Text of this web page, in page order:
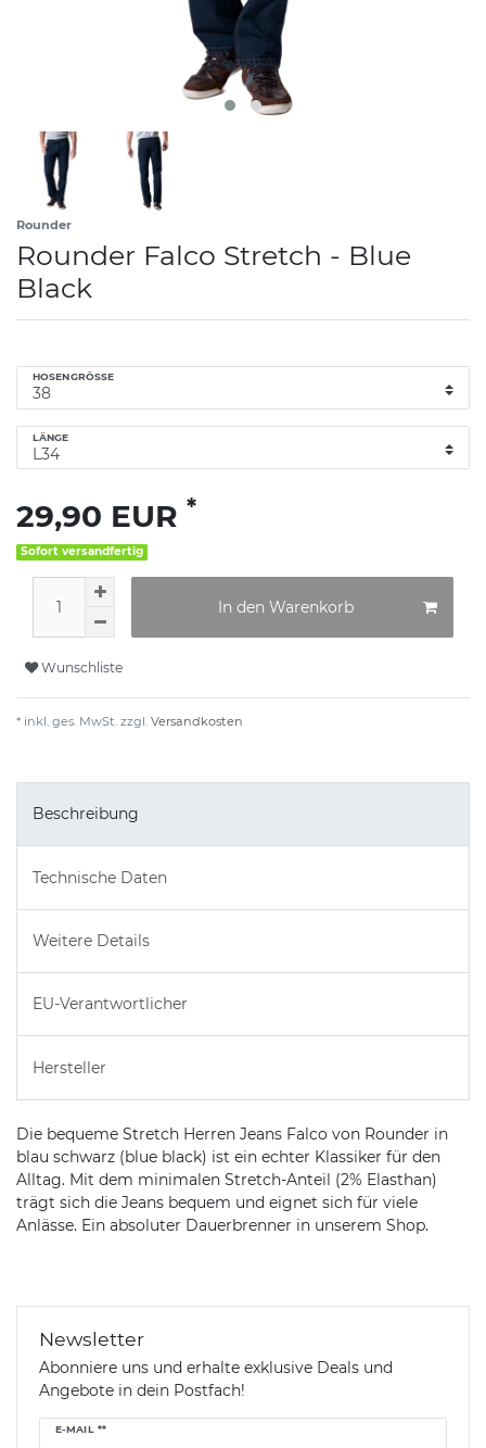
Rounder
Rounder Falco Stretch - Blue
Black
HOSENGRÖSSE
LÄNGE
29,90 EUR *
Sofort versandfertig
In den Warenkorb
Wunschliste
* inkl. ges. MwSt. zzgl. Versandkosten
Beschreibung
Technische Daten
Weitere Details
EU-Verantwortlicher
Hersteller
Die bequeme Stretch Herren Jeans Falco von Rounder in
blau schwarz (blue black) ist ein echter Klassiker für den
Alltag. Mit dem minimalen Stretch-Anteil (2% Elasthan)
trägt sich die Jeans bequem und eignet sich für viele
Anlässe. Ein absoluter Dauerbrenner in unserem Shop.
Newsletter
Abonniere uns und erhalte exklusive Deals und
Angebote in dein Postfach!
E-MAIL **
Newsletter